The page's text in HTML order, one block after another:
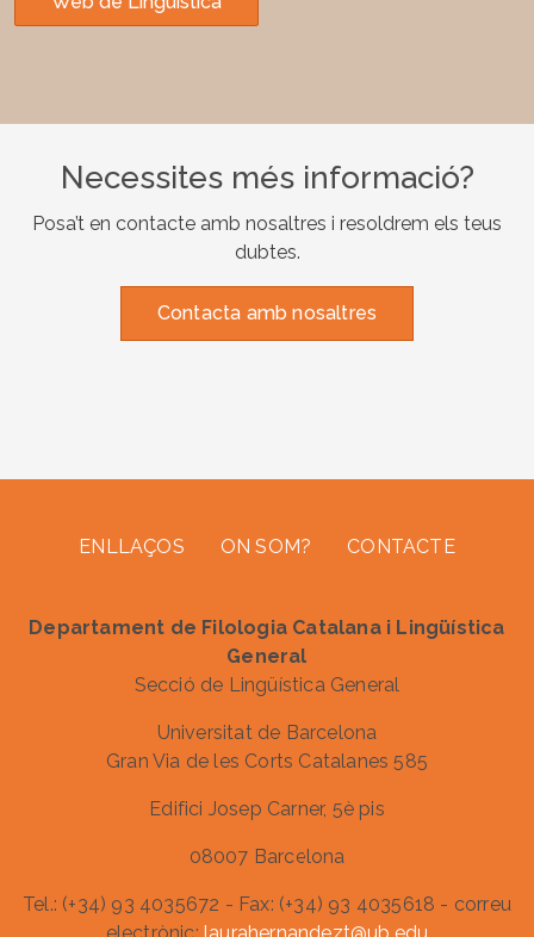
Necessites més informació?
Posa’t en contacte amb nosaltres i resoldrem els teus
dubtes.
Contacta amb nosaltres
menu
ENLLAÇOS ON SOM? CONTACTE
Departament de Filologia Catalana i Lingüística
General
Secció de Lingüística General
Universitat de Barcelona
Gran Via de les Corts Catalanes 585
Edifici Josep Carner, 5è pis
08007 Barcelona
Tel.: (+34) 93 4035672 - Fax: (+34) 93 4035618 - correu